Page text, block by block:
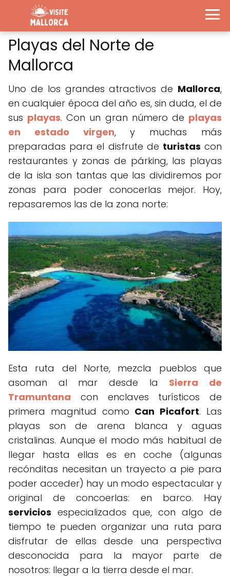
Playas del Norte de
Mallorca
Uno de los grandes atractivos de Mallorca,
en cualquier época del año es, sin duda, el de
sus playas. Con un gran número de playas
en estado virgen, y muchas más
preparadas para el disfrute de turistas con
restaurantes y zonas de párking, las playas
de la isla son tantas que las dividiremos por
zonas para poder conocerlas mejor. Hoy,
repasaremos las de la zona norte:
Esta ruta del Norte, mezcla pueblos que
asoman al mar desde la Sierra de
Tramuntana con enclaves turísticos de
primera magnitud como Can Picafort. Las
playas son de arena blanca y aguas
cristalinas. Aunque el modo más habitual de
llegar hasta ellas es en coche (algunas
recónditas necesitan un trayecto a pie para
poder acceder) hay un modo espectacular y
original de concoerlas: en barco. Hay
servicios especializados que, con algo de
tiempo te pueden organizar una ruta para
disfrutar de ellas desde una perspectiva
desconocida para la mayor parte de
nosotros: llegar a la tierra desde el mar.